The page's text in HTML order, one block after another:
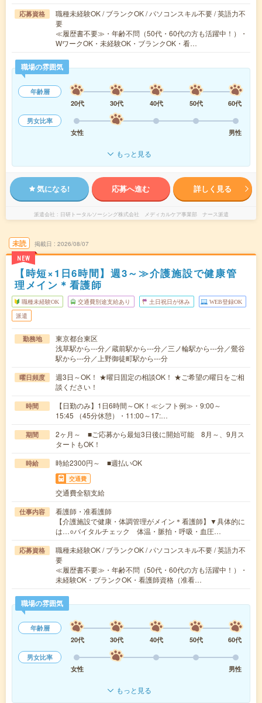
応募資格
職種未経験OK / ブランクOK / パソコンスキル不要 / 英語力不
要
≪履歴書不要≫・年齢不問（50代・60代の方も活躍中！）・
WワークOK・未経験OK・ブランクOK・看…
職場の雰囲気
年齢層
20代
30代 40代 50代
60代
男女比率
女性
男性
もっと見る
気になる! 応募へ進む 詳しく見る
派遣会社 日研トータルソーシング株式会社 メディカルケア事業部 ナース派遣
未読
NEW
掲載日 2026/08/07
【時短×1日6時間】週3～≫介護施設で健康管
理メイン＊看護師
職種未経験OK 交通費別途支給あり 土日祝日が休み WEB登録OK
派遣
勤務地
東京都台東区
浅草駅から---分／蔵前駅から---分／三ノ輪駅から---分／鶯谷
駅から---分／上野御徒町駅から---分
曜日頻度
週3日～OK！ ★曜日固定の相談OK！ ★ご希望の曜日をご相
談ください！
時間
【日勤のみ】1日6時間～OK！≪シフト例≫・9:00～
15:45 （45分休憩）・11:00～17:…
期間
2ヶ月～ ■ご応募から最短3日後に開始可能 8月～、9月ス
タートもOK！
時給 時給2300円～ ■週払いOK
交通費
交通費全額支給
仕事内容
看護師・准看護師
【介護施設で健康・体調管理がメイン＊看護師】▼具体的に
は…○バイタルチェック 体温・脈拍・呼吸・血圧…
応募資格
職種未経験OK / ブランクOK / パソコンスキル不要 / 英語力不
要
≪履歴書不要≫・年齢不問（50代・60代の方も活躍中！）・
未経験OK・ブランクOK・看護師資格（准看…
職場の雰囲気
年齢層
20代
30代 40代 50代
60代
男女比率
女性
男性
もっと見る